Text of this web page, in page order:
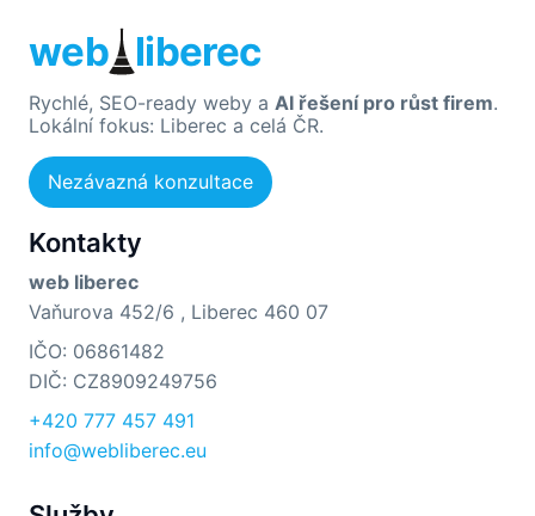
web liberec
Rychlé, SEO-ready weby a AI řešení pro růst firem.
Lokální fokus: Liberec a celá ČR.
Nezávazná konzultace
Kontakty
web liberec
Vaňurova 452/6 , Liberec 460 07
IČO: 06861482
DIČ: CZ8909249756
+420 777 457 491
info@webliberec.eu